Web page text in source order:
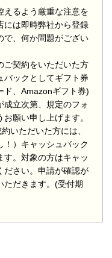
るよう厳重な注意を
には即時弊社から登録
で、何か問題がござい
契約をいただいた方
バックとしてギフト券
ド、Amazonギフト券)
成立次第、規定のフォ
願い申し上げます。
いただいた方には、
！）キャッシュバック
す。対象の方はキャッ
ださい。申請が確認が
ただきます。(受付期